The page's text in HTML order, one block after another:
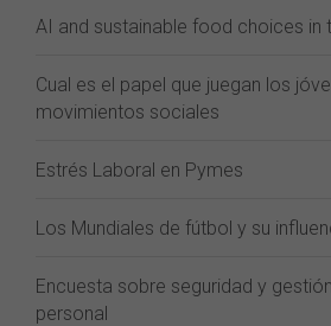
AI and sustainable food choices in
Cual es el papel que juegan los
movimientos sociales
Estrés Laboral en Pymes
Los Mundiales de fútbol y su
Encuesta sobre seguridad y
personal